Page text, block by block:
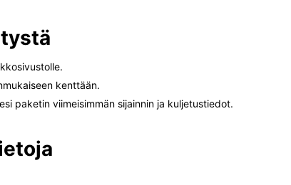
kenttään.
paketin viimeisimmän sijainnin ja kuljetustiedot.